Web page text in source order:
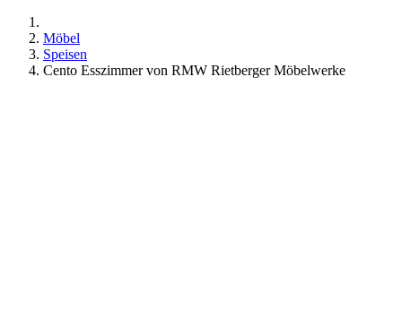
Möbel
Speisen
Cento Esszimmer von RMW Rietberger Möbelwerke